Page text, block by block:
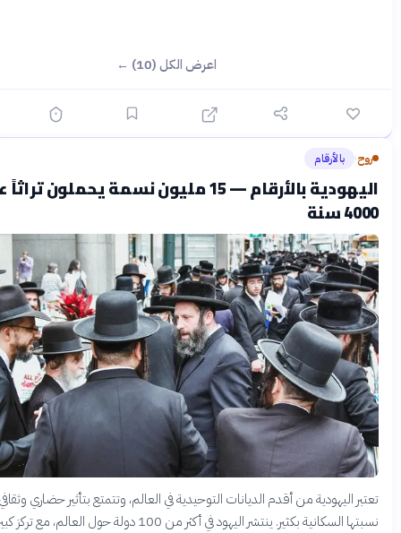
اعرض الكل (10) ←
اليهودية بالأرقام — 15 مليون نسمة يحملون تراثاً عمره
من أقدم الديانات التوحيدية في العالم، وتتمتع بتأثير حضاري وثقافي يفوق
نسبتها السكانية بكثير. ينتشر اليهود في أكثر من 100 دولة حول العالم، مع تركز كبير في